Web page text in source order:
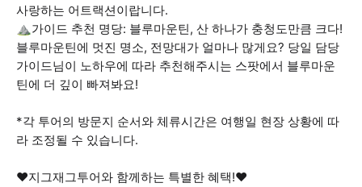
사랑하는 어트랙션이랍니다.
⛰️가이드 추천 명당: 블루마운틴, 산 하나가 충청도만큼 크다!
블루마운틴에 멋진 명소, 전망대가 얼마나 많게요? 당일 담당
가이드님이 노하우에 따라 추천해주시는 스팟에서 블루마운
틴에 더 깊이 빠져봐요!
*각 투어의 방문지 순서와 체류시간은 여행일 현장 상황에 따
라 조정될 수 있습니다.
❤️지그재그투어와 함께하는 특별한 혜택!❤️